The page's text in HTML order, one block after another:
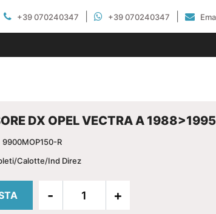
+39 070240347 +39 070240347
DX OPEL VECTRA A 1988>1995
9900MOP150-R
Calotte/Ind Direz